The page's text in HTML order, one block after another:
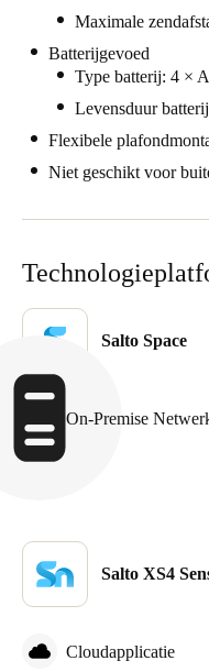
Čeština
English
Norsk
English
Finland
Finnish
Maximale
Batterijgevoed
Type batterij: 4 ×
Levensduur
Flexibele
Niet geschikt voor
Salto Space
On-Premise
Salto XS4
Cloudapplicatie